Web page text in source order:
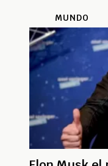
MUNDO